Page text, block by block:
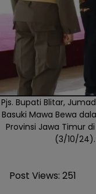
Pjs. Bupati Blitar,
Basuki Mawa Bewa
Provinsi Jawa Timur
(3/10/
Post Views: 251